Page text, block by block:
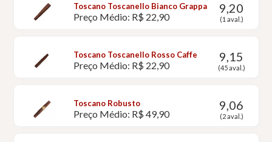
Toscano Toscanello Bianco Grappa
Preço Médio: R$ 22,90
9,20
(1 aval.)
Toscano Toscanello Rosso Caffe
Preço Médio: R$ 22,90
9,15
(45 aval.)
Toscano Robusto
Preço Médio: R$ 49,90
9,06
(2 aval.)